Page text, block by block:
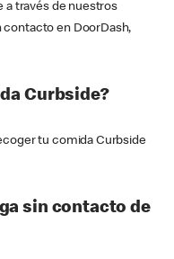
a través de nuestros
en DoorDash,
Curbside?
tu comida Curbside
sin contacto de